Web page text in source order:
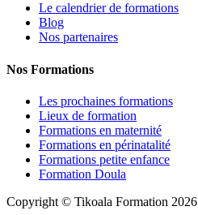
Le calendrier de formations
Blog
Nos partenaires
Nos Formations
Les prochaines formations
Lieux de formation
Formations en maternité
Formations en périnatalité
Formations petite enfance
Formation Doula
Copyright © Tikoala Formation 2026